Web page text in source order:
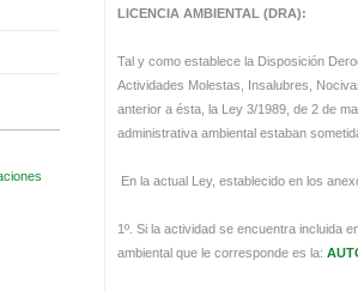
LICENCIA AMBIENTAL (DRA):
Tal y como establece la Disposición
Actividades Molestas, Insalubres,
anterior a ésta, la Ley 3/1989, de 2 de
administrativa ambiental estaban
En la actual Ley, establecido en los
1º. Si la actividad se encuentra incluida
ambiental que le corresponde es la: